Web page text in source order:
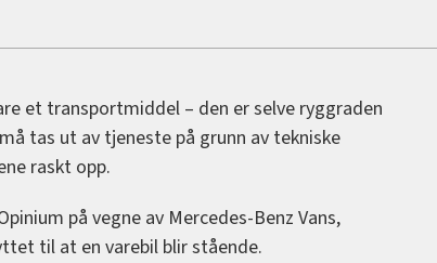
et transportmiddel – den er selve ryggraden
tas ut av tjeneste på grunn av tekniske
raskt opp.
på vegne av Mercedes-Benz Vans,
til at en varebil blir stående.